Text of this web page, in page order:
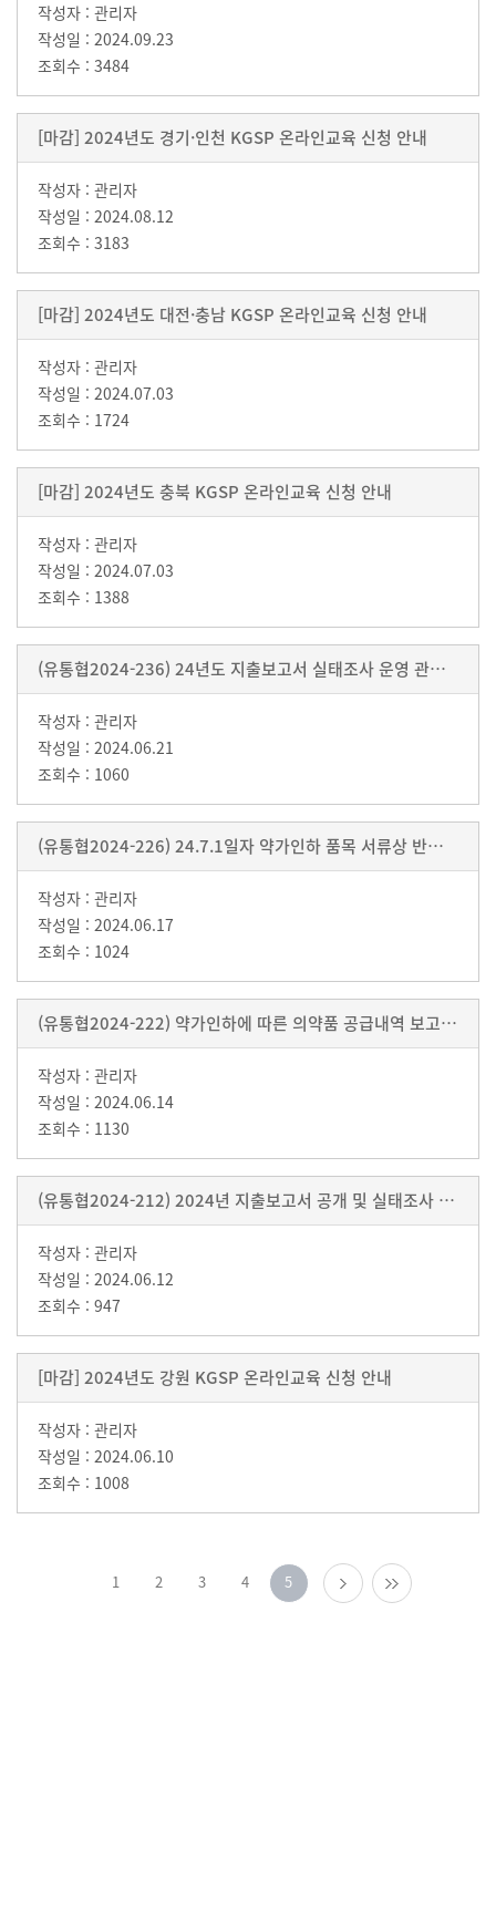
관리자
2024.09.23
3484
[마감] 2024년도 경기·인천 KGSP 온라인교육 신청 안내
관리자
2024.08.12
3183
[마감] 2024년도 대전·충남 KGSP 온라인교육 신청 안내
관리자
2024.07.03
1724
[마감] 2024년도 충북 KGSP 온라인교육 신청 안내
관리자
2024.07.03
1388
(유통협2024-236) 24년도 지출보고서 실태조사 운영 관련 변경사항 안내 및 협조요청 이첩통보
관리자
2024.06.21
1060
(유통협2024-226) 24.7.1일자 약가인하 품목 서류상 반품 인정 관련 협조요청 통보
관리자
2024.06.17
1024
(유통협2024-222) 약가인하에 따른 의약품 공급내역 보고 시 한시적 서류상 반품 인정 이첩통보
관리자
2024.06.14
1130
(유통협2024-212) 2024년 지출보고서 공개 및 실태조사 제도 안내 및 홍보 협조요청
관리자
2024.06.12
947
[마감] 2024년도 강원 KGSP 온라인교육 신청 안내
관리자
2024.06.10
1008
1 2 3 4 5